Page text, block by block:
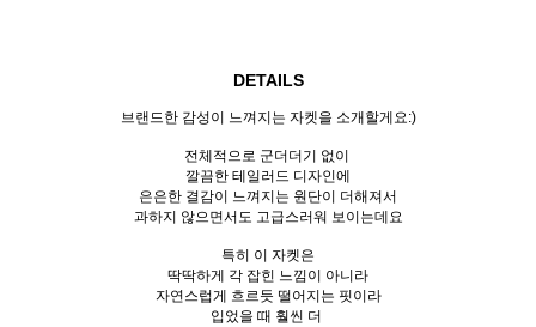
DETAILS
브랜드한 감성이 느껴지는 자켓을 소개할게요:)
전체적으로 군더더기 없이
깔끔한 테일러드 디자인에
은은한 결감이 느껴지는 원단이 더해져서
과하지 않으면서도 고급스러워 보이는데요
특히 이 자켓은
딱딱하게 각 잡힌 느낌이 아니라
자연스럽게 흐르듯 떨어지는 핏이라
입었을 때 훨씬 더